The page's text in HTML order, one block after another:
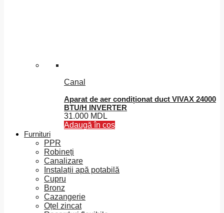
Canal
Aparat de aer condiționat duct VIVAX 24000
BTU/H INVERTER
31.000 MDL
Adaugă în coș
Furnituri
PPR
Robineți
Canalizare
Instalații apă potabilă
Cupru
Bronz
Cazangerie
Oțel zincat